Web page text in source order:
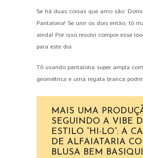
Se há duas coisas que amo são:
Pantalona! Se unir os dois então, tô
ainda! Por isso resolvi compor esse
para este dia.
Tô usando pantalona super ampla
geométrica e uma regata branca
MAIS UMA
SEGUINDO A VIBE
ESTILO “HI-LO”: A
DE ALFAIATARIA
BLUSA BEM